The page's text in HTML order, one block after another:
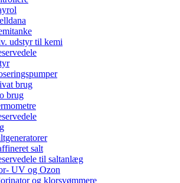
udstyr til kemi
brug
brug
salt
til saltanlæg
UV og Ozon
og klorsvømmere